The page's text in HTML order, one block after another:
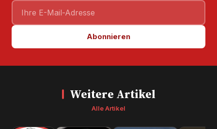
Abonnieren
Weitere Artikel
Alle Artikel